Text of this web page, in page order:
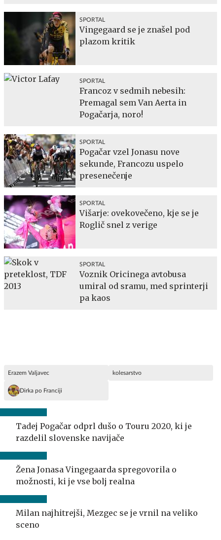
SPORTAL
Vingegaard se je znašel pod
plazom kritik
SPORTAL
Francoz v sedmih nebesih:
Premagal sem Van Aerta in
Pogačarja, noro!
SPORTAL
Pogačar vzel Jonasu nove
sekunde, Francozu uspelo
presenečenje
SPORTAL
Višarje: ovekovečeno, kje se je
Roglič snel z verige
SPORTAL
Voznik Oricinega avtobusa
umiral od sramu, med sprinterji
pa kaos
Erazem Valjavec kolesarstvo
Dirka po Franciji
Tadej Pogačar odprl dušo o Touru 2020, ki je
razdelil slovenske navijače
Žena Jonasa Vingegaarda spregovorila o
možnosti, ki je vse bolj realna
Milan najhitrejši, Mezgec se je vrnil na veliko
sceno